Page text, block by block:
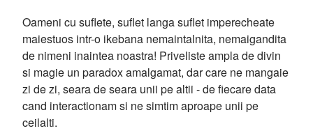
Oameni cu suflete, suflet langa suflet imperecheate
maiestuos intr-o ikebana nemaintalnita, nemaigandita
de nimeni inaintea noastra! Priveliste ampla de divin
si magie un paradox amalgamat, dar care ne mangaie
zi de zi, seara de seara unii pe altii - de fiecare data
cand interactionam si ne simtim aproape unii pe
ceilalti.